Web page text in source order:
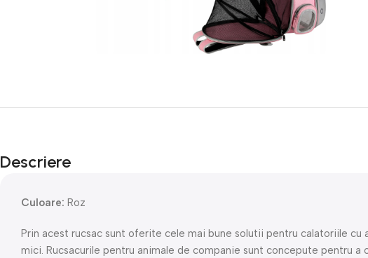
Descriere
Culoare: Roz
Prin acest rucsac sunt oferite cele mai bune solutii pentru calatoriile cu
mici. Rucsacurile pentru animale de companie sunt concepute pentru a